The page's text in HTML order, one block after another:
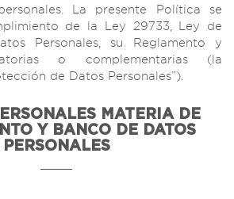
La presente Política se
de la Ley 29733, Ley de
Personales, su Reglamento y
o complementarias (la
de Datos Personales”).
MATERIA DE
Y BANCO DE DATOS
PERSONALES